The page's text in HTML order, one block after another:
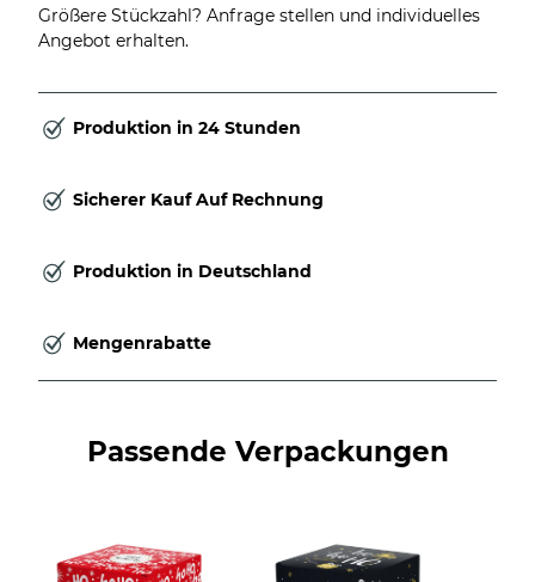
Größere Stückzahl? Anfrage stellen und individuelles
Angebot erhalten.
Produktion in 24 Stunden
Sicherer Kauf Auf Rechnung
Produktion in Deutschland
Mengenrabatte
Passende Verpackungen